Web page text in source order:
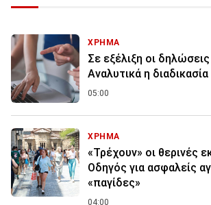
ΧΡΗΜΑ
Σε εξέλιξη οι
Αναλυτικά η διαδικασία
05:00
ΧΡΗΜΑ
«Τρέχουν» οι θερινές
Οδηγός για ασφαλείς
«παγίδες»
04:00